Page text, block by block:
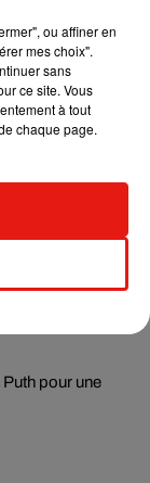
leur
Gomez et
single
pour une
ou affiner en
mes choix".
sans
ce site. Vous
à tout
chaque page.